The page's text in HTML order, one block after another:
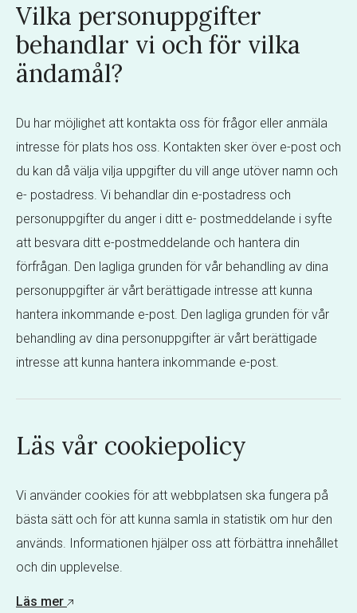
Vilka personuppgifter
behandlar vi och för vilka
ändamål?
Du har möjlighet att kontakta oss för frågor eller anmäla
intresse för plats hos oss. Kontakten sker över e-post och
du kan då välja vilja uppgifter du vill ange utöver namn och
e- postadress. Vi behandlar din e-postadress och
personuppgifter du anger i ditt e- postmeddelande i syfte
att besvara ditt e-postmeddelande och hantera din
förfrågan. Den lagliga grunden för vår behandling av dina
personuppgifter är vårt berättigade intresse att kunna
hantera inkommande e-post. Den lagliga grunden för vår
behandling av dina personuppgifter är vårt berättigade
intresse att kunna hantera inkommande e-post.
Läs vår cookiepolicy
Vi använder cookies för att webbplatsen ska fungera på
bästa sätt och för att kunna samla in statistik om hur den
används. Informationen hjälper oss att förbättra innehållet
och din upplevelse.
Läs mer